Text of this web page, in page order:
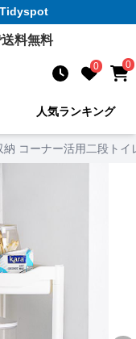
Tidyspot
料無料
0 0
人気ランキング
納 コーナー活用二段トイ